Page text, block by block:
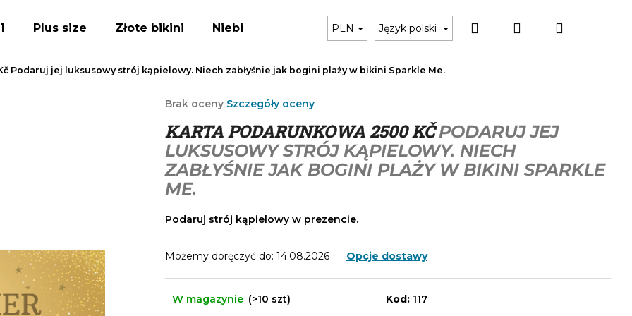
Plus size Złote bikini Niebieskie bikini Czarne bikini Karta podarunkowa
PLN Język polski SzukajZalogujKoszyk
Podaruj jej luksusowy strój kąpielowy. Niech zabłyśnie jak bogini plaży w bikini Sparkle Me.
Średnia
produktu
wynosi
0,0
na
5
gwiazdek.
Brak oceny Szczegóły oceny
KARTA PODARUNKOWA 2500 KČPODARUJ JEJ
LUKSUSOWY STRÓJ KĄPIELOWY. NIECH
ZABŁYŚNIE JAK BOGINI PLAŻY W BIKINI SPARKLE
ME.
Podaruj strój kąpielowy w prezencie.
Możemy doręczyć do: 14.08.2026 Opcje dostawy
W magazynie (>10 szt) Kod: 117
Czego szukasz?
SZUKAJ